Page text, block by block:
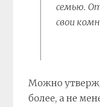
семью.
свои
Можно
более, а не